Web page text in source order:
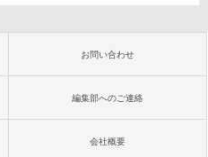
お問い合わせ
編集部へのご連絡
会社概要